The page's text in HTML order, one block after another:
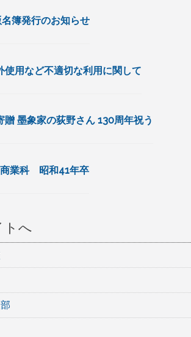
簿発行のお知らせ
使用など不適切な利用に関して
贈 墨象家の荻野さん 130周年祝う
業科 昭和41年卒
トへ